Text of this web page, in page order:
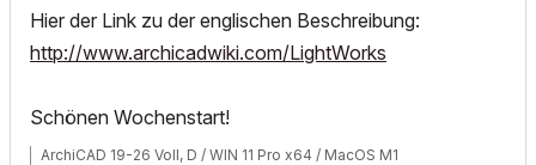
Hier der Link zu der englischen Beschreibung:
http://www.archicadwiki.com/LightWorks
Schönen Wochenstart!
ArchiCAD 19-26 Voll, D / WIN 11 Pro x64 / MacOS M1